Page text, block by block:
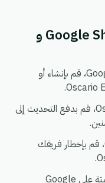
سير العمل الشائعة بين Google Sheets و
→ عند إنشاء سجل جديد في Google Sheets، قم بإنشاء أو
→ عندما يحدث تغيير في Oscario Express، قم بدفع التحديث إلى
→ عندما تتغير الحالة في Google Sheets، قم بإخطار فريقك
→ ابحث في Oscario Express من أي أتمتة على Google